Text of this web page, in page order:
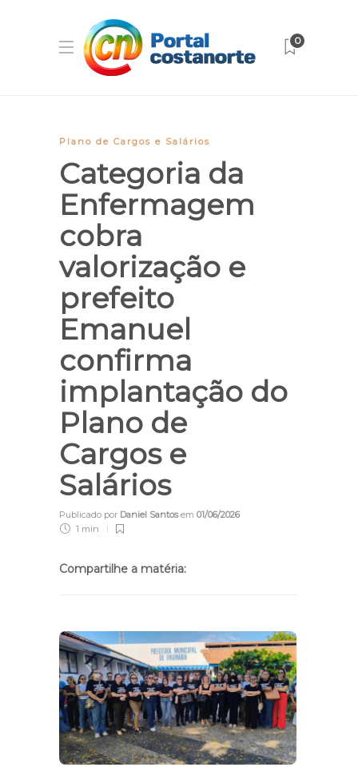
0
Plano de Cargos e Salários
Categoria da
Enfermagem
cobra
valorização e
prefeito
Emanuel
confirma
implantação do
Plano de
Cargos e
Salários
Publicado por Daniel Santosem 01/06/2026
1 min
Compartilhe a matéria: